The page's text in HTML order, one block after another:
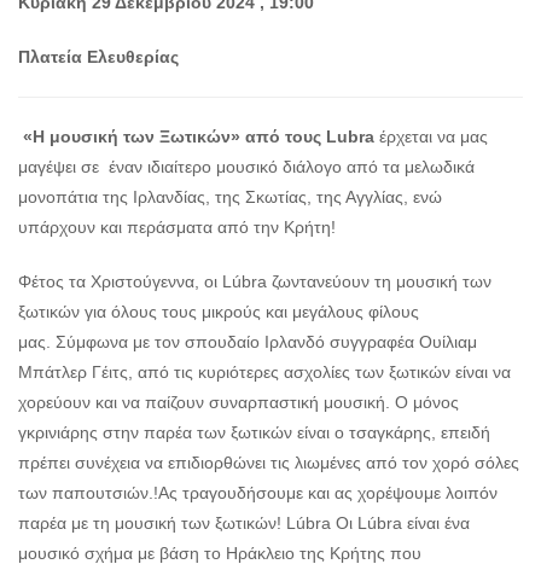
ΤΟΠΟΣ
ΔΗΜΟΣ
ΠΟΛΙΤΙΣΜΟΣ
ΠΟΛΗ
Πλατεία Ελευθερίας
«Η μουσική των Ξωτικών» από τους Lubra έρχεται να μας
μαγέψει σε έναν ιδιαίτερο μουσικό διάλογο από τα μελωδικά
μονοπάτια της Ιρλανδίας, της Σκωτίας, της Αγγλίας, ενώ
υπάρχουν και περάσματα από την Κρήτη!
Φέτος τα Χριστούγεννα, οι Lúbra ζωντανεύουν τη μουσική των
ξωτικών για όλους τους μικρούς και μεγάλους φίλους
μας. Σύμφωνα με τον σπουδαίο Ιρλανδό συγγραφέα Ουίλιαμ
Μπάτλερ Γέιτς, από τις κυριότερες ασχολίες των ξωτικών είναι να
χορεύουν και να παίζουν συναρπαστική μουσική. Ο μόνος
γκρινιάρης στην παρέα των ξωτικών είναι ο τσαγκάρης, επειδή
πρέπει συνέχεια να επιδιορθώνει τις λιωμένες από τον χορό σόλες
των παπουτσιών.!Ας τραγουδήσουμε και ας χορέψουμε λοιπόν
παρέα με τη μουσική των ξωτικών! Lúbra Οι Lúbra είναι ένα
μουσικό σχήμα με βάση το Ηράκλειο της Κρήτης που